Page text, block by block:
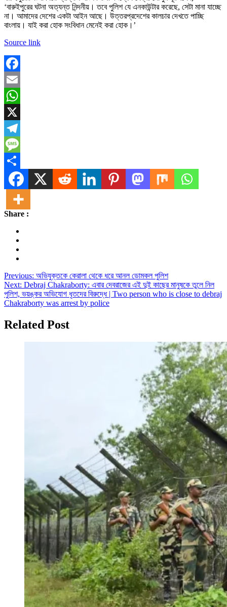
‘বারুইপুরের ঘটনা অত্যন্ত নিন্দনীয়। তবে পুলিশ যে এনকাউন্টার করেছে, সেটা মানা যাচ্ছে
না। আমাদের দেশের একটা আইন আছে। উত্তরপ্রদেশের কালচার দেখতে পাচ্ছি
বাংলায়। যাই করা হোক সংবিধান মেনেই করা হোক।’
Source link
Facebook
Email
WhatsApp
X
Telegram
Message
Share
Share :
Post
navigation
Previous: অভিযুক্তকে কেরালা থেকে ধরে আনল ডোমকল পুলিশ
Next: Debraj Chakraborty: এবার দেবরাজের এই দুই কাছের মানুষকে তুলে নিল
পুলিশ, ভয়ঙ্কর অভিযোগ ধৃতদের বিরুদ্ধে | Two person who is close to debraj
Chakraborty was arrest by police
Related Post